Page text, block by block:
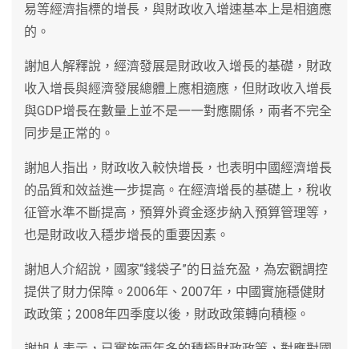
易等經濟指標的增長，與財政收入增速基本上是相適應
的。
謝旭人解釋說，經濟發展是財政收入增長的基礎，財政
收入增長與經濟發展總體上應相適應，但財政收入增長
與GDP增長在數量上並不是一一對應關係，兩者不完全
同步是正常的。
謝旭人指出，財政收入較快增長，也表明中國經濟增長
的品質和效益進一步提高。在經濟增長的基礎上，稅收
征管水準不斷提高，預算外資金逐步納入預算管理等，
也是財政收入穩步增長的重要因素。
謝旭人介紹說，國家“錢袋子”的日益充盈，為宏觀調控
提供了財力保障。2006年、2007年，中國實施穩健財
政政策；2008年四季度以後，財政政策轉向積極。